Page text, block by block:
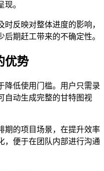
。
反映对整体进度的影响，
期赶工带来的不确定性。
优势
降低使用门槛。用户只需录
自动生成完整的甘特图视
期的项目场景，在提升效率
，便于在团队内部进行沟通